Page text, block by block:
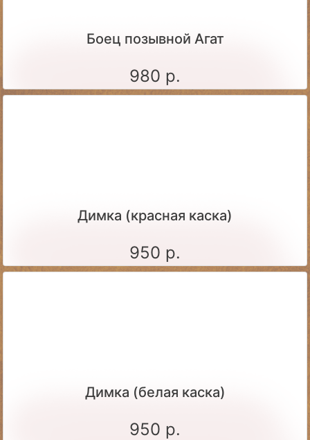
Боец позывной Агат
980 р.
Димка (красная каска)
950 р.
Димка (белая каска)
950 р.